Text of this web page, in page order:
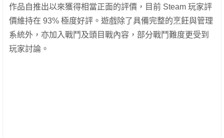
作品自推出以來獲得相當正面的評價，目前 Steam 玩家評
價維持在 93% 極度好評。遊戲除了具備完整的烹飪與管理
系統外，亦加入戰鬥及頭目戰內容，部分戰鬥難度更受到
玩家討論。